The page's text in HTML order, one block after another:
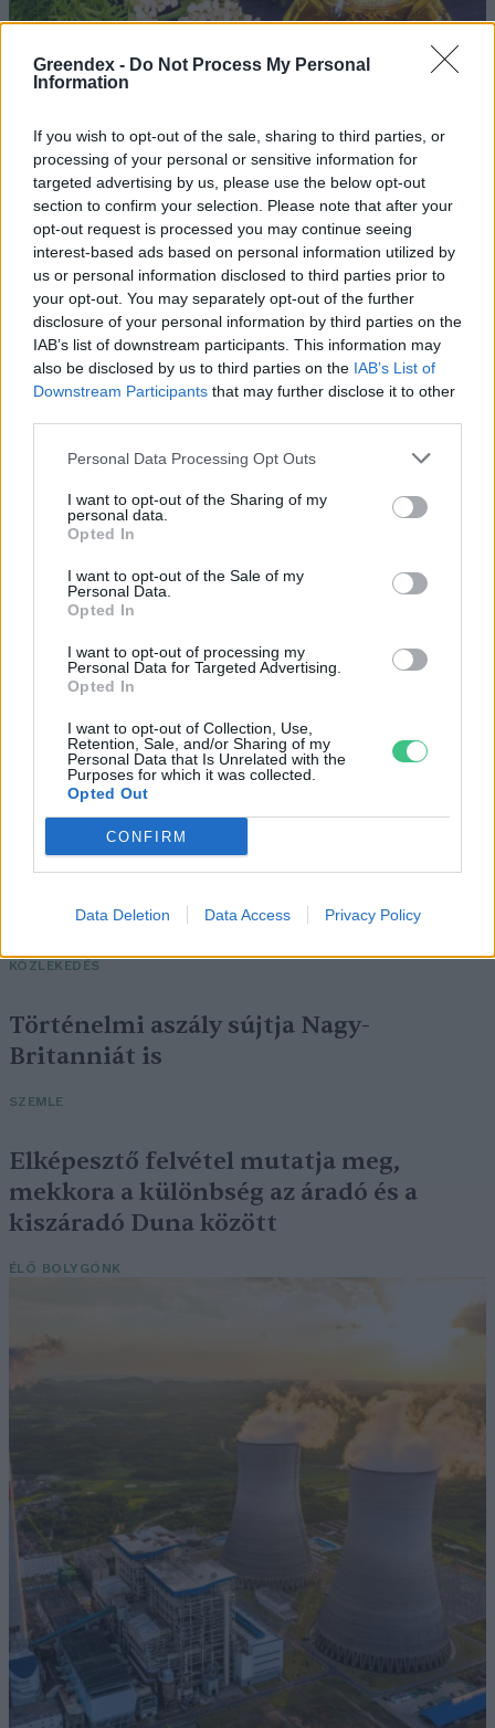
Greendex - Do Not Process My Personal
Information
If you wish to opt-out of the sale, sharing to third parties, or
processing of your personal or sensitive information for
targeted advertising by us, please use the below opt-out
section to confirm your selection. Please note that after your
opt-out request is processed you may continue seeing
interest-based ads based on personal information utilized by
us or personal information disclosed to third parties prior to
your opt-out. You may separately opt-out of the further
disclosure of your personal information by third parties on the
IAB’s list of downstream participants. This information may
also be disclosed by us to third parties on the IAB’s List of
Downstream Participants that may further disclose it to other
Personal Data Processing Opt Outs
I want to opt-out of the Sharing of my
personal data.
Opted In
I want to opt-out of the Sale of my
Personal Data.
Opted In
I want to opt-out of processing my
Personal Data for Targeted Advertising.
Opted In
I want to opt-out of Collection, Use,
Retention, Sale, and/or Sharing of my
Personal Data that Is Unrelated with the
Purposes for which it was collected.
Opted Out
CONFIRM
Data Deletion Data Access Privacy Policy
Ezt a növényt már az őskorban is ismerték, a népi gyógyászatban
pedig ma is számos betegség ellen használják.
Születésnapi programokkal várja a
hétvégén a közönséget a 160 éves
Fővárosi Állatkert
Szedd magad őszibarack: itt vannak
a legjobb lelőhelyek!
elektromos repülőjáratok Európában
KÖZLEKEDÉS
Történelmi aszály sújtja Nagy-
Britanniát is
SZEMLE
Elképesztő felvétel mutatja meg,
mekkora a különbség az áradó és a
kiszáradó Duna között
ÉLŐ BOLYGÓNK